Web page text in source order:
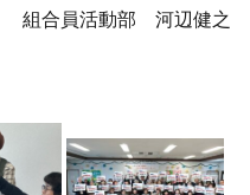
組合員活動部 河辺健之